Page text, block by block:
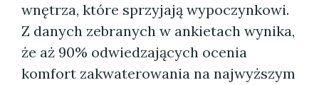
wnętrza, które sprzyjają wypoczynkowi.
Z danych zebranych w ankietach wynika,
że aż 90% odwiedzających ocenia
komfort zakwaterowania na najwyższym